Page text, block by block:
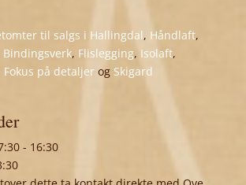
til salgs i Hallingdal, Håndlaft,
Bindingsverk, Flislegging, Isolaft,
Fokus på detaljerog Skigard
- 16:30